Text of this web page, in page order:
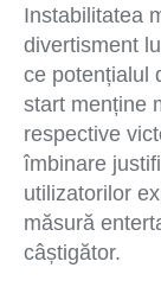
Instabilitatea
divertisment
ce potențialul
start menține
respective
îmbinare
utilizatorilor
măsură
câștigător.